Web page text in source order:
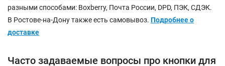
разными способами: Boxberry, Почта России, DPD, ПЭК, СДЭК.
В Ростове-на-Дону также есть самовывоз. Подробнее о
доставке
Часто задаваемые вопросы про кнопки для